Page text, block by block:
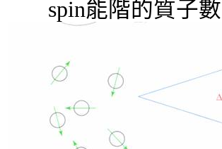
spin能階的質子